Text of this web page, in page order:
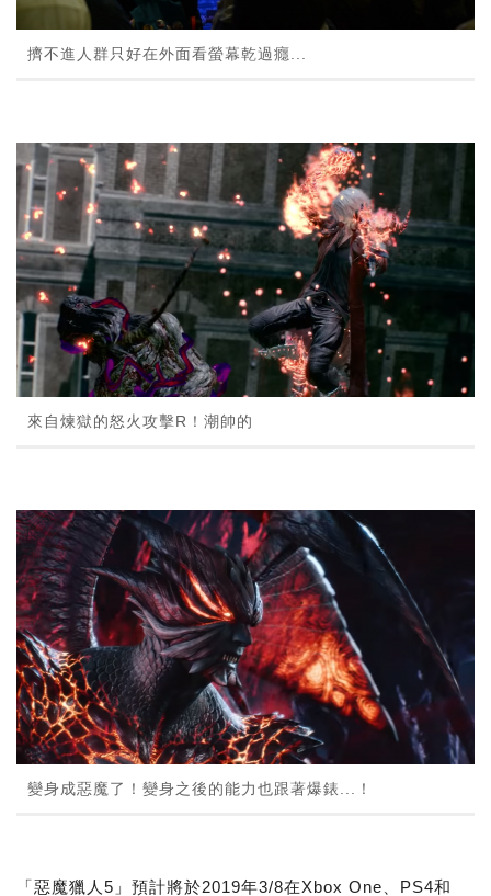
擠不進人群只好在外面看螢幕乾過癮...
來自煉獄的怒火攻擊R！潮帥的
變身成惡魔了！變身之後的能力也跟著爆錶...！
「惡魔獵人5」預計將於2019年3/8在Xbox One、PS4和